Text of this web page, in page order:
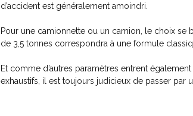
d’accident est généralement amoindri.
Pour une camionnette ou un camion, le choix se
de 3,5 tonnes correspondra à une formule
Et comme d’autres paramètres entrent
exhaustifs, il est toujours judicieux de passer par